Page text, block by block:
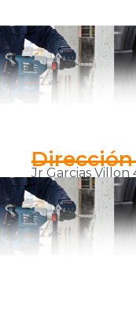
Dirección
Jr Garcias Villon